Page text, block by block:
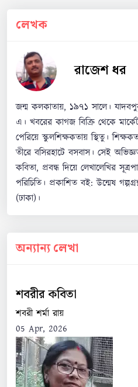
লেখক
রাজেশ ধর
জন্ম কলকাতায়, ১৯৭১ সালে।
এ। খবরের কাগজ বিক্রি থেকে
পেরিয়ে স্কুলশিক্ষকতায় স্থিতু।
তীরে বসিরহাটে বসবাস। সেই
কবিতা, প্রবন্ধ দিয়ে লেখালেখির
পরিচিতি। প্রকাশিত বই: উন্মেষ
(ঢাকা)।
অন্যান্য লেখা
শবরীর কবিতা
শবরী শর্মা রায়
05 Apr, 2026